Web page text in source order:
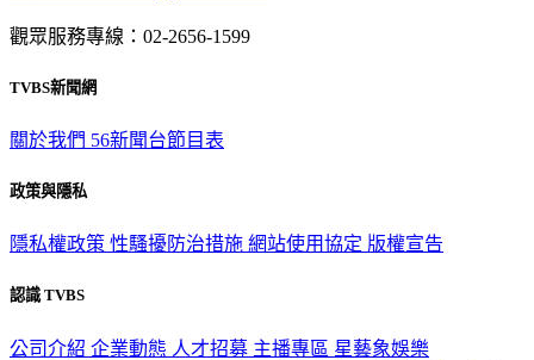
觀眾服務專線：02-2656-1599
TVBS新聞網
關於我們 56新聞台節目表
政策與隱私
隱私權政策 性騷擾防治措施 網站使用協定 版權宣告
認識 TVBS
公司介紹 企業動態 人才招募 主播專區 星藝象娛樂